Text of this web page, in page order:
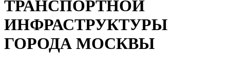
ТРАНСПОРТНОЙ
ИНФРАСТРУКТУРЫ
ГОРОДА МОСКВЫ